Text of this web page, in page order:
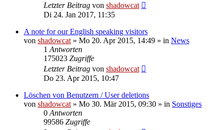
Letzter Beitrag von shadowcat
Di 24. Jan 2017, 11:35
A note for our English speaking visitors
von shadowcat » Mo 20. Apr 2015, 14:49 » in News
1 Antworten
175023 Zugriffe
Letzter Beitrag von shadowcat
Do 23. Apr 2015, 10:47
Löschen von Benutzern / User deletions
von shadowcat » Mo 30. Mär 2015, 09:30 » in Sonstiges
0 Antworten
99586 Zugriffe